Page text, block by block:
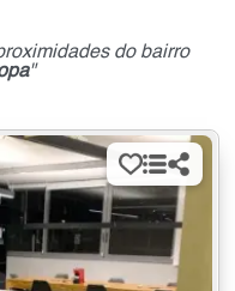
do bairro
"